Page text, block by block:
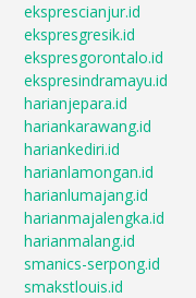
eksprescianjur.id
ekspresgresik.id
ekspresgorontalo.id
ekspresindramayu.id
harianjepara.id
hariankarawang.id
hariankediri.id
harianlamongan.id
harianlumajang.id
harianmajalengka.id
harianmalang.id
smanics-serpong.id
smakstlouis.id